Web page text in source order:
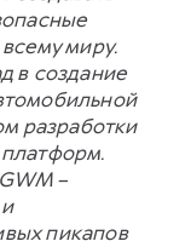
миру.
в создание
разработки
–
пикапов